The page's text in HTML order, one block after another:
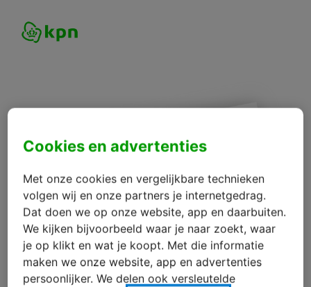
Cookies en advertenties
Met onze cookies en vergelijkbare technieken
volgen wij en onze partners je internetgedrag.
Dat doen we op onze website, app en daarbuiten.
We kijken bijvoorbeeld waar je naar zoekt, waar
je op klikt en wat je koopt. Met die informatie
maken we onze website, app en advertenties
persoonlijker. We delen ook versleutelde